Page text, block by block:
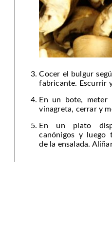
Cocer el bulgur
fabricante. Escurrir
En un bote, meter
vinagreta, cerrar y
En un plato
canónigos y luego
de la ensalada.